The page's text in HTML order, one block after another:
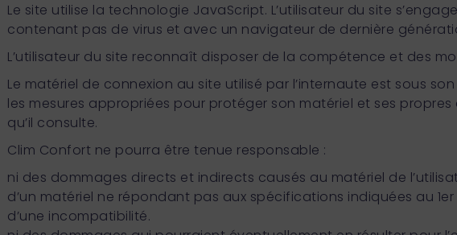
Le site utilise la technologie JavaScript. L’utilisateur du site
contenant pas de virus et avec un navigateur de dernière
L’utilisateur du site reconnaît disposer de la compétence et des
Le matériel de connexion au site utilisé par l’internaute est sous
les mesures appropriées pour protéger son matériel et ses
qu’il consulte.
Clim Confort ne pourra être tenue responsable :
ni des dommages directs et indirects causés au matériel de
d’un matériel ne répondant pas aux spécifications indiquées au
d’une incompatibilité.